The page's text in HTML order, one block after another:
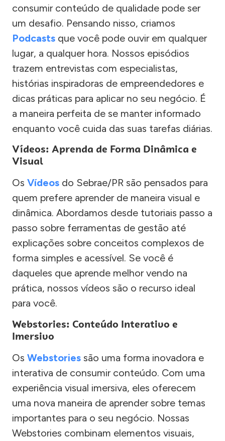
consumir conteúdo de qualidade pode ser
um desafio. Pensando nisso, criamos
Podcasts que você pode ouvir em qualquer
lugar, a qualquer hora. Nossos episódios
trazem entrevistas com especialistas,
histórias inspiradoras de empreendedores e
dicas práticas para aplicar no seu negócio. É
a maneira perfeita de se manter informado
enquanto você cuida das suas tarefas diárias.
Vídeos: Aprenda de Forma Dinâmica e
Visual
Os Vídeos do Sebrae/PR são pensados para
quem prefere aprender de maneira visual e
dinâmica. Abordamos desde tutoriais passo a
passo sobre ferramentas de gestão até
explicações sobre conceitos complexos de
forma simples e acessível. Se você é
daqueles que aprende melhor vendo na
prática, nossos vídeos são o recurso ideal
para você.
Webstories: Conteúdo Interativo e
Imersivo
Os Webstories são uma forma inovadora e
interativa de consumir conteúdo. Com uma
experiência visual imersiva, eles oferecem
uma nova maneira de aprender sobre temas
importantes para o seu negócio. Nossas
Webstories combinam elementos visuais,